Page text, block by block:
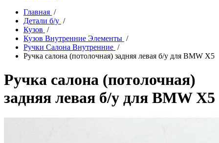
Главная /
Детали б/у /
Кузов /
Кузов Внутренние Элементы /
Ручки Салона Внутренние /
Ручка салона (потолочная) задняя левая б/у для BMW X5
Ручка салона (потолочная)
задняя левая б/у для BMW X5